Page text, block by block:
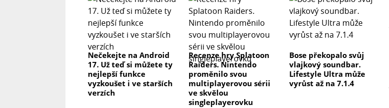
Nečekejte na Android
17. Už teď si můžete ty
nejlepší funkce
vyzkoušet i ve starších
verzích
Recenze hry Splatoon
Raiders. Nintendo
proměnilo svou
multiplayerovou sérii
ve skvělou
singleplayerovku
Bose překopalo svůj
vlajkový soundbar.
Lifestyle Ultra může
vyrůst až na 7.1.4